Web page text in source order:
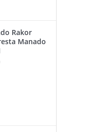
Rakor
Manado